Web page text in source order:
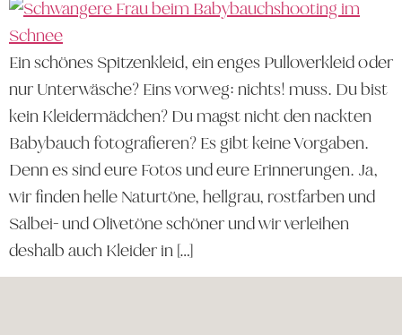
Ein schönes Spitzenkleid, ein enges Pulloverkleid oder
nur Unterwäsche? Eins vorweg: nichts! muss. Du bist
kein Kleidermädchen? Du magst nicht den nackten
Babybauch fotografieren? Es gibt keine Vorgaben.
Denn es sind eure Fotos und eure Erinnerungen. Ja,
wir finden helle Naturtöne, hellgrau, rostfarben und
Salbei- und Olivetöne schöner und wir verleihen
deshalb auch Kleider in […]